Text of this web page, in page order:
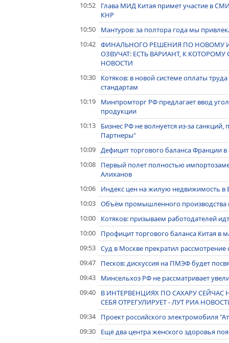
10:52
Глава МИД Китая примет участие в
КНР
10:50
Мантуров: за полтора года мы
10:42 ФИНАЛЬНОГО РЕШЕНИЯ ПО НОВОМУ
ОЗВУЧАТ: ЕСТЬ ВАРИАНТ, К
НОВОСТИ
10:30
Котяков: в новой системе оплаты
стандартам
10:19
Минпромторг РФ предлагает ввод
продукции
10:13
Бизнес РФ не волнуется из-за
Партнеры"
10:09 Дефицит торгового баланса Франции
10:08
Первый полет полностью
Алиханов
10:06
Индекс цен на жилую недвижимость в
10:03 Объём промышленного производства
10:00
Котяков: призываем работодателей
10:00
Профицит торгового баланса Китая в
09:53 Суд в Москве прекратил
09:47
Песков: дискуссия на ПМЭФ будет
09:43
Минсельхоз РФ не рассматривает
09:40
В ИНТЕРВЕНЦИЯХ ПО САХАРУ
СЕБЯ ОТРЕГУЛИРУЕТ - ЛУТ РИА
09:34
Проект российского электромобиля
09:30
Ещё два центра женского здоровья